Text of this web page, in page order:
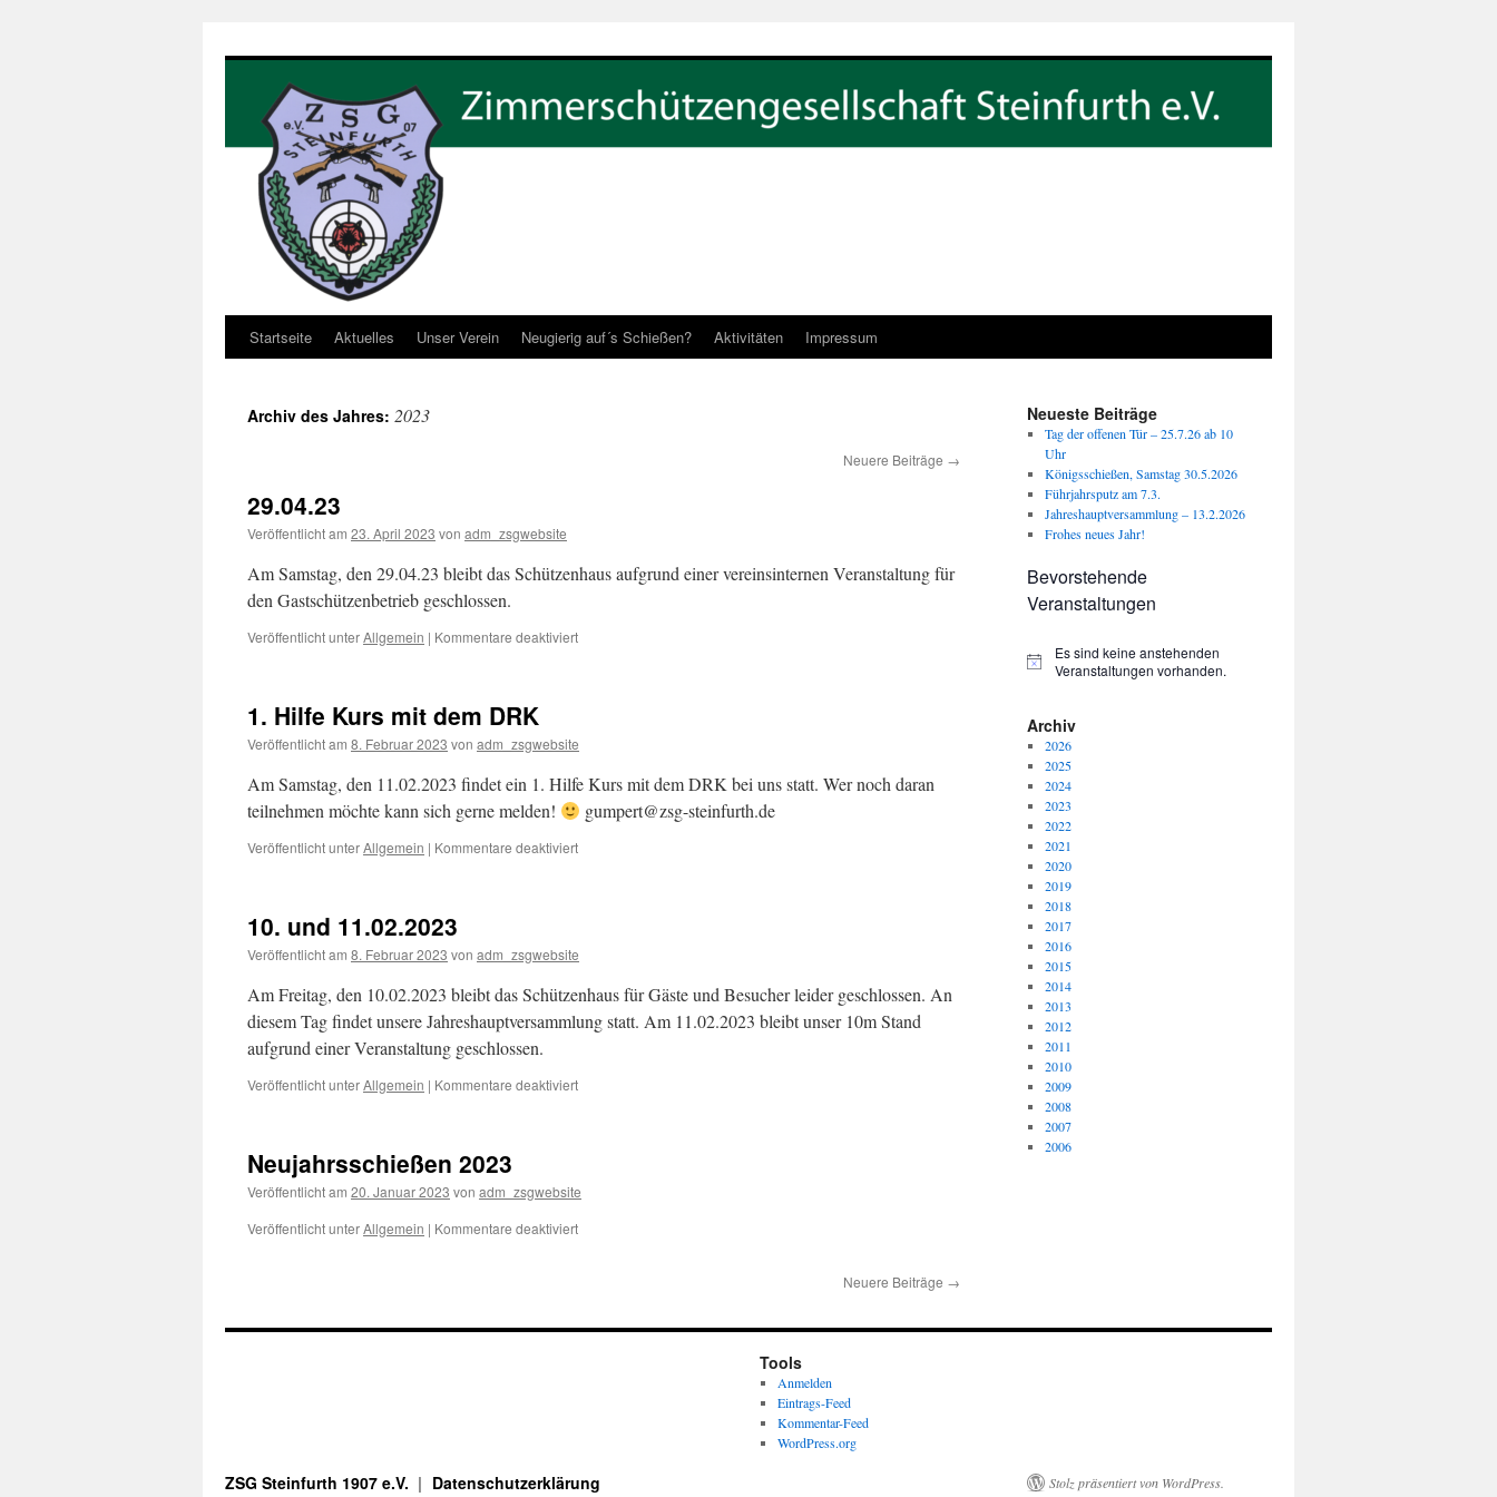
Startseite Aktuelles Unser Verein Neugierig auf´s Schießen? Aktivitäten Impressum
Archiv des Jahres: 2023
Neuere Beiträge →
29.04.23
Veröffentlicht am 23. April 2023 von adm_zsgwebsite
Am Samstag, den 29.04.23 bleibt das Schützenhaus aufgrund einer vereinsinternen Veranstaltung für
den Gastschützenbetrieb geschlossen.
Veröffentlicht unterAllgemein | Kommentare deaktiviertfür
1. Hilfe Kurs mit dem DRK
Veröffentlicht am 8. Februar 2023 von adm_zsgwebsite
Am Samstag, den 11.02.2023 findet ein 1. Hilfe Kurs mit dem DRK bei uns statt. Wer noch daran
teilnehmen möchte kann sich gerne melden!
gumpert@zsg-steinfurth.de
Veröffentlicht unterAllgemein | Kommentare deaktiviertfür
DRK
10. und 11.02.2023
Veröffentlicht am 8. Februar 2023 von adm_zsgwebsite
Am Freitag, den 10.02.2023 bleibt das Schützenhaus für Gäste und Besucher leider geschlossen. An
diesem Tag findet unsere Jahreshauptversammlung statt. Am 11.02.2023 bleibt unser 10m Stand
aufgrund einer Veranstaltung geschlossen.
Veröffentlicht unterAllgemein | Kommentare deaktiviertfür
Neujahrsschießen 2023
Veröffentlicht am 20. Januar 2023 von adm_zsgwebsite
Veröffentlicht unterAllgemein | Kommentare deaktiviertfür
Neuere Beiträge →
Neueste Beiträge
Tag der offenen Tür – 25.7.26 ab 10
Uhr
Königsschießen, Samstag 30.5.2026
Führjahrsputz am 7.3.
Jahreshauptversammlung – 13.2.2026
Frohes neues Jahr!
Bevorstehende
Veranstaltungen
Hinweis
Es sind keine anstehenden
Veranstaltungen vorhanden.
Archiv
2026
2025
2024
2023
2022
2021
2020
2019
2018
2017
2016
2015
2014
2013
2012
2011
2010
2009
2008
2007
2006
Tools
Anmelden
Eintrags-Feed
Kommentar-Feed
WordPress.org
ZSG Steinfurth 1907 e.V. Datenschutzerklärung Stolz präsentiert von WordPress.